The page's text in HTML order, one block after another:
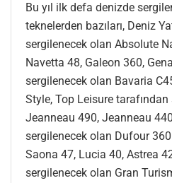
Bu yıl ilk defa denizde
teknelerden bazıları, Deniz
sergilenecek olan Absolute
Navetta 48, Galeon 360,
sergilenecek olan Bavaria
Style, Top Leisure
Jeanneau 490, Jeanneau
sergilenecek olan Dufour
Saona 47, Lucia 40, Astrea
sergilenecek olan Gran